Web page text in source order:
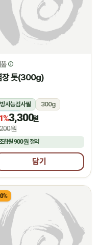
장 톳(300g)
방사능검사필
300g
냉장
3,300원
원
조합원900원절약
담기